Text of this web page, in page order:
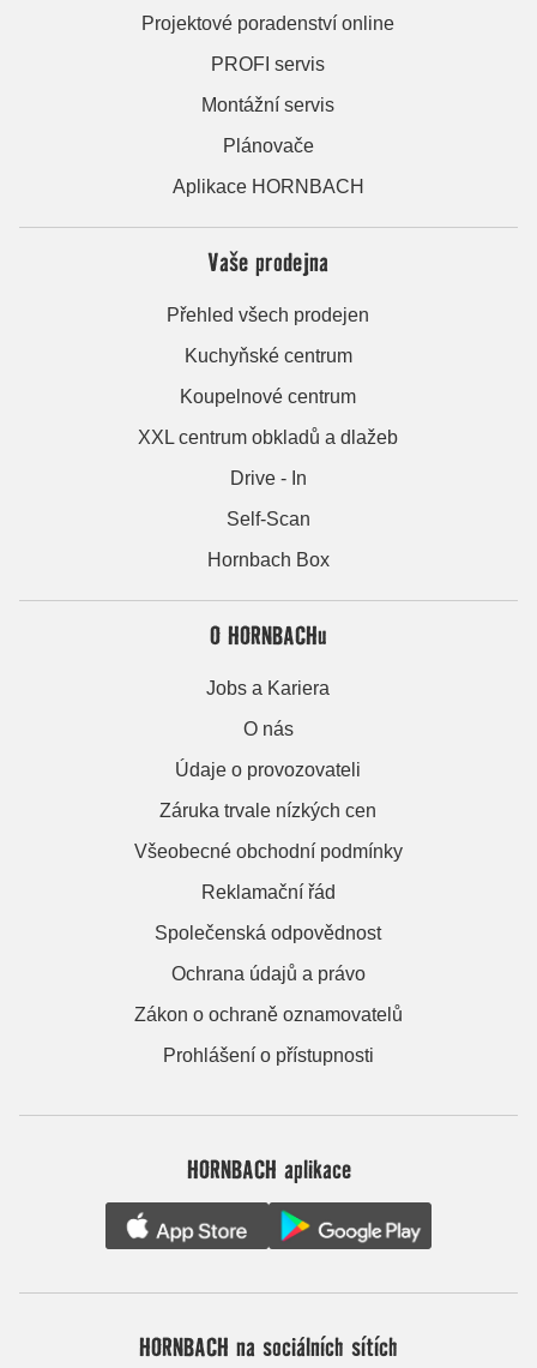
Projektové poradenství online
PROFI servis
Montážní servis
Plánovače
Aplikace HORNBACH
Vaše prodejna
Přehled všech prodejen
Kuchyňské centrum
Koupelnové centrum
XXL centrum obkladů a dlažeb
Drive - In
Self-Scan
Hornbach Box
O HORNBACHu
Jobs a Kariera
O nás
Údaje o provozovateli
Záruka trvale nízkých cen
Všeobecné obchodní podmínky
Reklamační řád
Společenská odpovědnost
Ochrana údajů a právo
Zákon o ochraně oznamovatelů
Prohlášení o přístupnosti
HORNBACH aplikace
HORNBACH na sociálních sítích